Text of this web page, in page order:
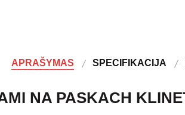
APRAŠYMAS SPECIFIKACIJA
NA PASKACH